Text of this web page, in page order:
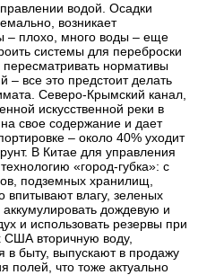
водой. Осадки
возникает
– плохо, много воды – еще
системы для переброски
пересматривать нормативы
– все это предстоит делать
Северо-Крымский канал,
искусственной реки в
свое содержание и дает
– около 40% уходит
В Китае для управления
«город-губка»: с
подземных хранилищ,
влагу, зеленых
дождевую и
и использовать резервы при
вторичную воду,
в быту, выпускают в продажу
полей, что тоже актуально